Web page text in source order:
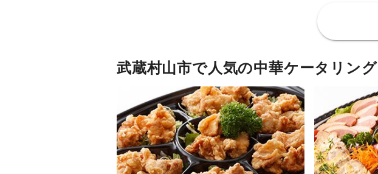
武蔵村山市で人気の中華ケータリング